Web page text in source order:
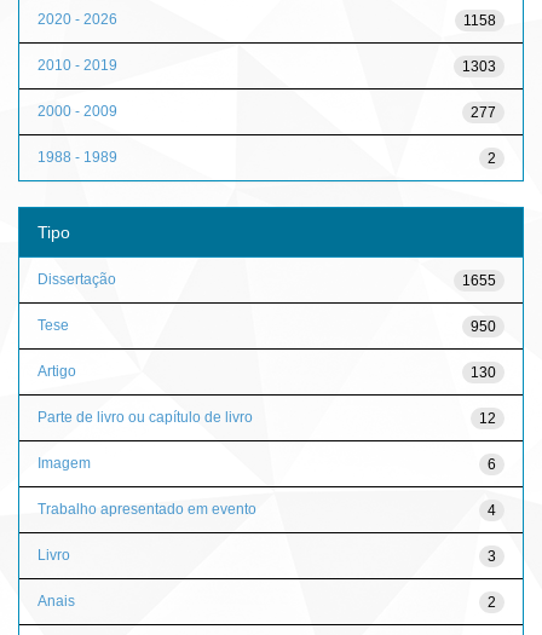
1158
2020 - 2026
1303
2010 - 2019
277
2000 - 2009
2
1988 - 1989
Tipo
1655
Dissertação
950
Tese
130
Artigo
12
Parte de livro ou capítulo de livro
6
Imagem
4
Trabalho apresentado em evento
3
Livro
2
Anais